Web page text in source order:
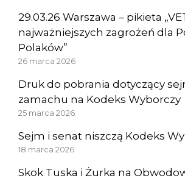
29.03.26 Warszawa – pikieta
najważniejszych zagrożeń dla
Polaków”
26 marca 2026
Druk do pobrania dotyczący
zamachu na Kodeks Wyborczy
25 marca 2026
Sejm i senat niszczą Kodeks
18 marca 2026
Skok Tuska i Żurka na